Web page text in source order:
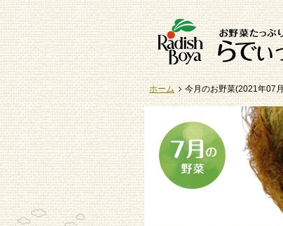
ホーム 今月のお野菜(2021年07